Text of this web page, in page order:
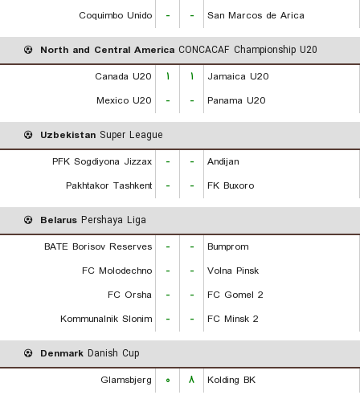
Coquimbo Unido
- - San Marcos de Arica
North and Central America CONCACAF Championship U20
Canada U20
۱ ۱
Jamaica U20
Mexico U20
- - Panama U20
Uzbekistan Super League
PFK Sogdiyona Jizzax
- -
Andijan
Pakhtakor Tashkent
- - FK Buxoro
Belarus Pershaya Liga
BATE Borisov Reserves
- -
Bumprom
FC Molodechno
- -
Volna Pinsk
FC Orsha
- -
FC Gomel 2
Kommunalnik Slonim
- - FC Minsk 2
Denmark Danish Cup
Glamsbjerg
۰ ۸ Kolding BK